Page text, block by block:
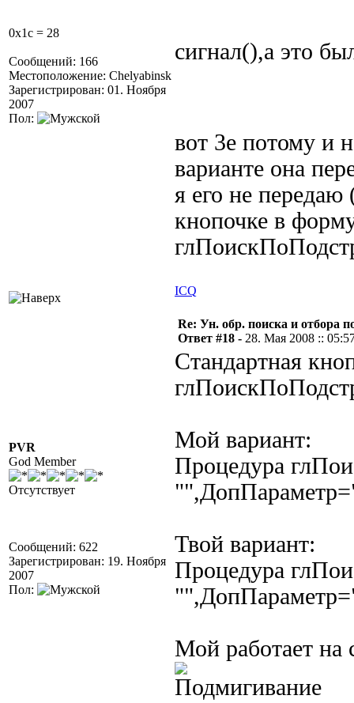
0x1c = 28
Сообщений: 166
Местоположение: Chelyabinsk
Зарегистрирован: 01. Ноября
2007
Пол:
сигнал(),а это
вот 3е потому и
варианте она
я его не
кнопочке в
ICQ
PVR
God Member
Отсутствует
Сообщений: 622
Зарегистрирован: 19. Ноября
2007
Пол:
Re: Ун. обр. поиска и отбора
Ответ #18 - 28. Мая 2008 ::
Стандартная
Мой вариант:
Процедура
Твой вариант:
Процедура
Мой работает на